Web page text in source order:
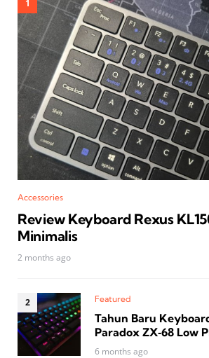
Accessories
Review Keyboard Rexus
Minimalis
2 months ago
Featured
Tahun Baru
Paradox ZX‑68 Low
6 months ago